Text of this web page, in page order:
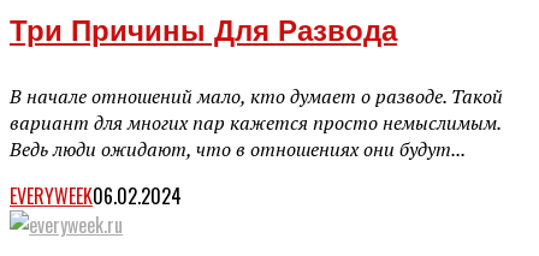
Три Причины Для Развода
В начале отношений мало, кто думает о разводе. Такой
вариант для многих пар кажется просто немыслимым.
Ведь люди ожидают, что в отношениях они будут...
EVERYWEEK06.02.2024